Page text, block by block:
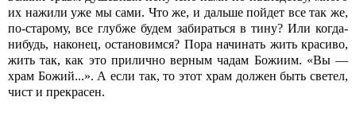
их нажили уже мы сами. Что же, и дальше пойдет все так же,
по-старому, все глубже будем забираться в тину? Или когда-
нибудь, наконец, остановимся? Пора начинать жить красиво,
жить так, как это прилично верным чадам Божиим. «Вы —
храм Божий...». А если так, то этот храм должен быть светел,
чист и прекрасен.